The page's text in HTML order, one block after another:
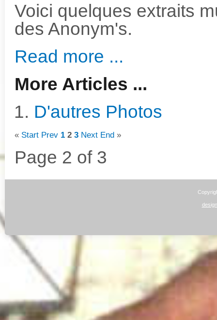
Voici quelques extraits
des Anonym's.
Read more ...
More Articles ...
D'autres Photos
« Start Prev 1 2 3 Next End »
Page 2 of 3